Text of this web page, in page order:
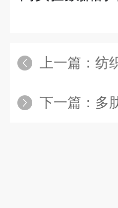
上一篇： 纺织
下一篇： 多